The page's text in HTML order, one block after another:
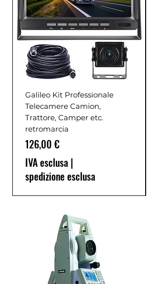
Galileo Kit Professionale
Telecamere Camion,
Trattore, Camper etc.
retromarcia
Prezzo
126,00 €
IVA esclusa |
spedizione esclusa